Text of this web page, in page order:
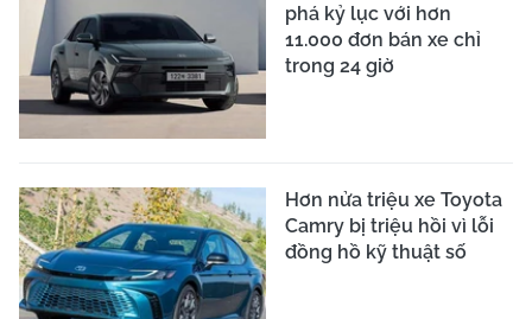
phá kỷ lục với hơn
11.000 đơn bán xe chỉ
trong 24 giờ
Hơn nửa triệu xe Toyota
Camry bị triệu hồi vì lỗi
đồng hồ kỹ thuật số